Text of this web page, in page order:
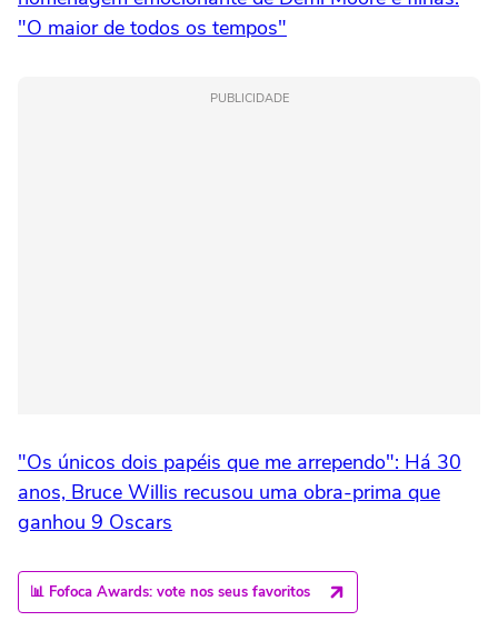
"O maior de todos os tempos"
PUBLICIDADE
"Os únicos dois papéis que me arrependo": Há 30
anos, Bruce Willis recusou uma obra-prima que
ganhou 9 Oscars
📊 Fofoca Awards: vote nos seus favoritos